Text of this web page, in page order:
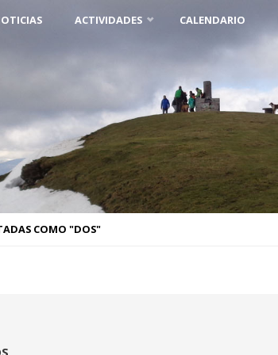
ACTIVIDADES CALENDARIO
COMO "DOS"